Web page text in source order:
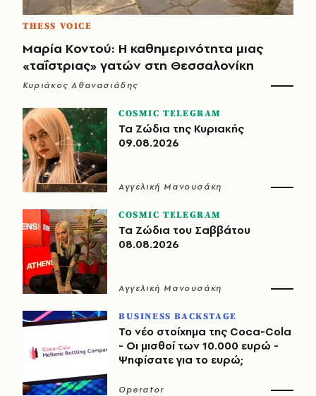
THESS VOICE
Μαρία Κοντού: Η καθημερινότητα μιας
«ταΐστριας» γατών στη Θεσσαλονίκη
Κυριάκος Αθανασιάδης
COSMIC TELEGRAM
Τα Ζώδια της Κυριακής
09.08.2026
Αγγελική Μανουσάκη
COSMIC TELEGRAM
Τα Ζώδια του Σαββάτου
08.08.2026
Αγγελική Μανουσάκη
BUSINESS BACKSTAGE
Το νέο στοίχημα της Coca-Cola
- Οι μισθοί των 10.000 ευρώ -
Ψηφίσατε για το ευρώ;
Operator